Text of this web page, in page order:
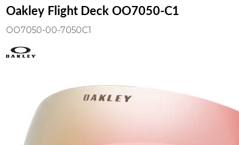
Oakley Flight Deck OO7050-C1
OO7050-00-7050C1